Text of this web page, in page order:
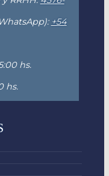
+54
hs.
hs.